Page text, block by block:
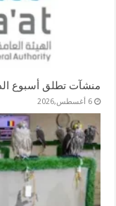
منشآت تطلق أسبوع
6 أغسطس,2026